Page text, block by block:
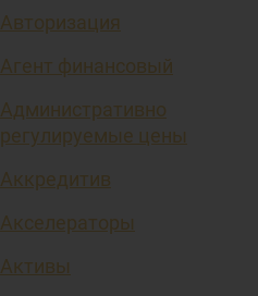
Авторизация
Агент финансовый
Административно
регулируемые цены
Аккредитив
Акселераторы
Активы